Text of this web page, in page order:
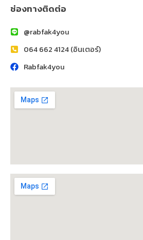
ช่องทางติดต่อ
@rabfak4you
064 662 4124 (อินเตอร์)
Rabfak4you